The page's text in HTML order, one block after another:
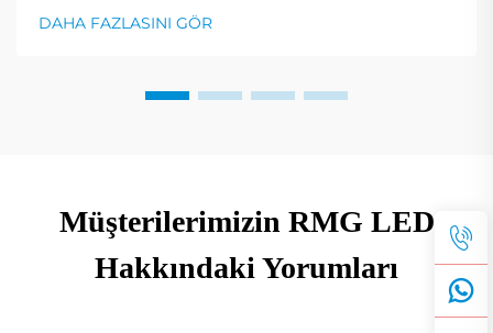
reklamda temel bir unsur haline gelmiştir. Ekran
rengi ayarlarının yapılandırılması...
DAHA FAZLASINI GÖR
Müşterilerimizin RMG LED
Hakkındaki Yorumları